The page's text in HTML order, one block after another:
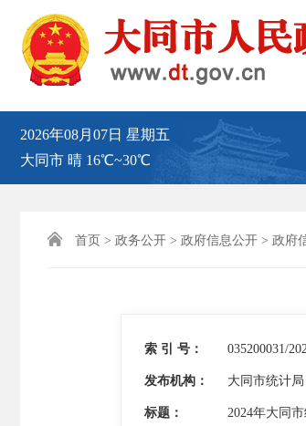
2026年08月07日 星期五
大同市 晴 16℃~30℃
 首页 > 政务公开 > 政府信息公开 > 政府
索 引 号： 035200031/
发布机构： 大同市统计局
标题： 2024年大同